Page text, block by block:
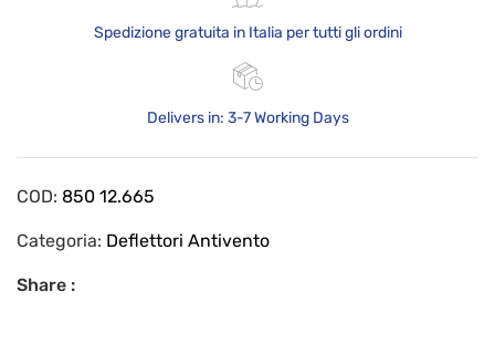
Spedizione gratuita in Italia per tutti gli ordini
Delivers in: 3-7 Working Days
COD: 850 12.665
Categoria: Deflettori Antivento
Share :